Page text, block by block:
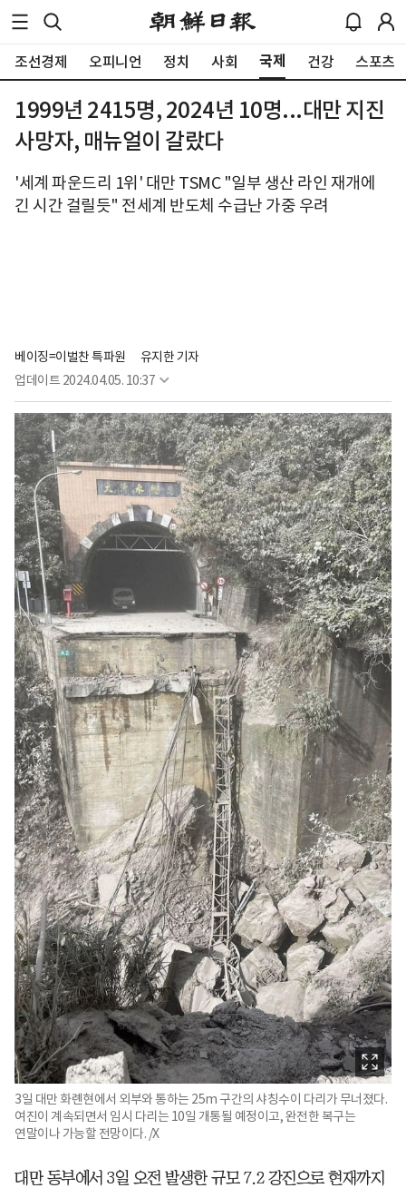
조선경제 오피니언 정치 사회 국제 건강 스포츠
1999년 2415명, 2024년 10명...대만 지진
사망자, 매뉴얼이 갈랐다
'세계 파운드리 1위' 대만 TSMC "일부 생산 라인 재개에
긴 시간 걸릴듯" 전세계 반도체 수급난 가중 우려
베이징=이벌찬 특파원
유지한 기자
업데이트 2024.04.05. 10:37
3일 대만 화롄현에서 외부와 통하는 25m 구간의 샤칭수이 다리가 무너졌다.
여진이 계속되면서 임시 다리는 10일 개통될 예정이고, 완전한 복구는
연말이나 가능할 전망이다. /X
대만 동부에서 3일 오전 발생한 규모 7.2 강진으로 현재까지